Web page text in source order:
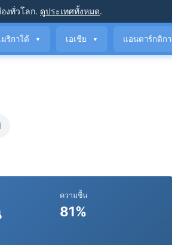
งทั่วโลก. ดูประเทศทั้งหมด.
มริกาใต้ ▼ เอเชีย ▼ แอนตาร์กติกา
ความชื้น
81%